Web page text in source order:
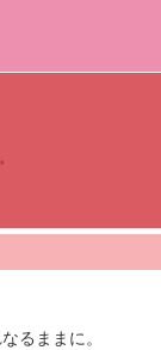
るままに。